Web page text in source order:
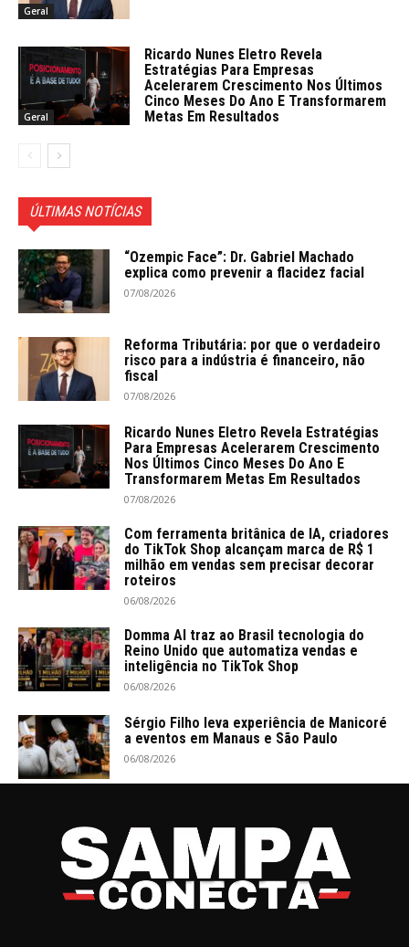
Geral
Geral
Ricardo Nunes Eletro Revela
Estratégias Para Empresas
Acelerarem Crescimento Nos Últimos
Cinco Meses Do Ano E Transformarem
Metas Em Resultados
ÚLTIMAS NOTÍCIAS
“Ozempic Face”: Dr. Gabriel Machado
explica como prevenir a flacidez facial
07/08/2026
Reforma Tributária: por que o verdadeiro
risco para a indústria é financeiro, não
fiscal
07/08/2026
Ricardo Nunes Eletro Revela Estratégias
Para Empresas Acelerarem Crescimento
Nos Últimos Cinco Meses Do Ano E
Transformarem Metas Em Resultados
07/08/2026
Com ferramenta britânica de IA, criadores
do TikTok Shop alcançam marca de R$ 1
milhão em vendas sem precisar decorar
roteiros
06/08/2026
Domma AI traz ao Brasil tecnologia do
Reino Unido que automatiza vendas e
inteligência no TikTok Shop
06/08/2026
Sérgio Filho leva experiência de Manicoré
a eventos em Manaus e São Paulo
06/08/2026